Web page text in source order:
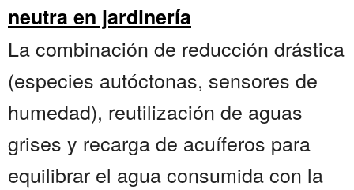
neutra en jardinería
La combinación de reducción drástica
(especies autóctonas, sensores de
humedad), reutilización de aguas
grises y recarga de acuíferos para
equilibrar el agua consumida con la